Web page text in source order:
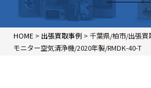
HOME > 出張買取事例 >千葉県/柏市/出張買
モニター空気清浄機/2020年製/RMDK-40-T